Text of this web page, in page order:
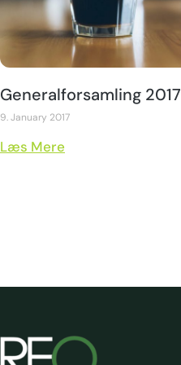
Generalforsamling 2017​
9. January 2017
Læs Mere